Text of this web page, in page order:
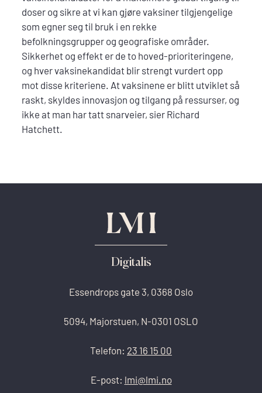
doser og sikre at vi kan gjøre vaksiner tilgjengelige
som egner seg til bruk i en rekke
befolkningsgrupper og geografiske områder.
Sikkerhet og effekt er de to hoved-prioriteringene,
og hver vaksinekandidat blir strengt vurdert opp
mot disse kriteriene. At vaksinene er blitt utviklet så
raskt, skyldes innovasjon og tilgang på ressurser, og
ikke at man har tatt snarveier, sier Richard
Hatchett.
Digitalis
Essendrops gate 3, 0368 Oslo
5094, Majorstuen, N-0301 OSLO
Telefon: 23 16 15 00
E-post: lmi@lmi.no